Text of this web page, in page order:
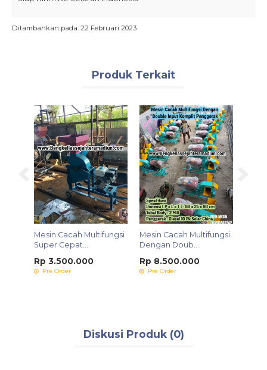
Ditambahkan pada: 22 Februari 2023
Produk Terkait
Mesin Cacah Multifungsi
Super Cepat....
Rp 3.500.000
Pre Order
Mesin Cacah Multifungsi
Dengan Doub....
Rp 8.500.000
Pre Order
Diskusi Produk (0)